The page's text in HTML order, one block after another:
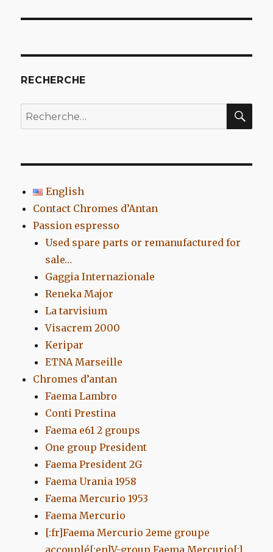
RECHERCHE
Recherche
pour
English
Contact Chromes d’Antan
Passion espresso
Used spare parts or remanufactured for
sale…
Gaggia Internazionale
Reneka Major
La tarvisium
Visacrem 2000
Keripar
ETNA Marseille
Chromes d’antan
Faema Lambro
Conti Prestina
Faema e61 2 groups
One group President
Faema President 2G
Faema Urania 1958
Faema Mercurio 1953
Faema Mercurio
[:fr]Faema Mercurio 2eme groupe